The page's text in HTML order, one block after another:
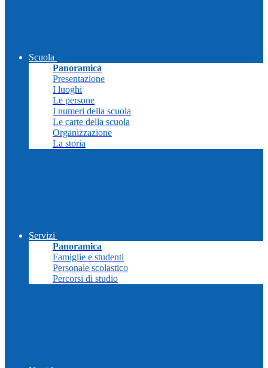
Scuola
Panoramica
Presentazione
I luoghi
Le persone
I numeri della scuola
Le carte della scuola
Organizzazione
La storia
Servizi
Panoramica
Famiglie e studenti
Personale scolastico
Percorsi di studio